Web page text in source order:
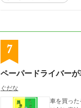
7
ペーパードライバー
ぐだな
車を買った